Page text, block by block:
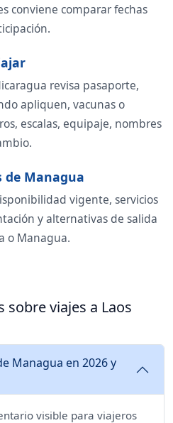
conviene comparar fechas
revisa pasaporte,
apliquen, vacunas o
escalas, equipaje, nombres
de Managua
vigente, servicios
y alternativas de salida
o Managua.
sobre viajes a Laos
Managua en 2026 y
visible para viajeros